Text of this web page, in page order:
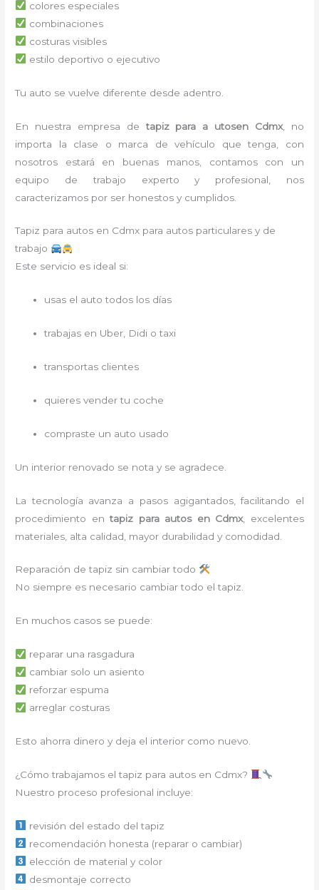
colores especiales
combinaciones
costuras visibles
estilo deportivo o ejecutivo
Tu auto se vuelve diferente desde adentro.
En nuestra empresa detapiz para a utosen Cdmx, no
importa la clase o marca de vehículo que tenga, con
nosotros estará en buenas manos, contamos con un
equipo de trabajo experto y profesional, nos
caracterizamos por ser honestos y cumplidos.
Tapiz para autos en Cdmx para autos particulares y de
trabajo
Este servicio es ideal si:
usas el auto todos los días
trabajas en Uber, Didi o taxi
transportas clientes
quieres vender tu coche
compraste un auto usado
Un interior renovado se nota y se agradece.
La tecnología avanza a pasos agigantados, facilitando el
procedimiento entapiz para autos en Cdmx,
excelentes
materiales, alta calidad, mayor durabilidad y comodidad.
Reparación de tapiz sin cambiar todo
No siempre es necesario cambiar todo el tapiz.
En muchos casos se puede:
reparar una rasgadura
cambiar solo un asiento
reforzar espuma
arreglar costuras
Esto ahorra dinero y deja el interior como nuevo.
¿Cómo trabajamos el tapiz para autos en Cdmx?
Nuestro proceso profesional incluye:
revisión del estado del tapiz
recomendación honesta (reparar o cambiar)
elección de material y color
desmontaje correcto